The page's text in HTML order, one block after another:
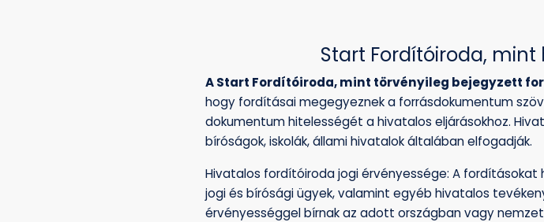
Start Fordítóiroda,
A Start Fordítóiroda, mint törvényileg bejegyzett
hogy fordításai megegyeznek a forrásdokumentum
dokumentum hitelességét a hivatalos eljárásokhoz.
bíróságok, iskolák, állami hivatalok általában elfogadják.
Hivatalos fordítóiroda jogi érvényessége: A
jogi és bírósági ügyek, valamint egyéb hivatalos
érvényességgel bírnak az adott országban vagy